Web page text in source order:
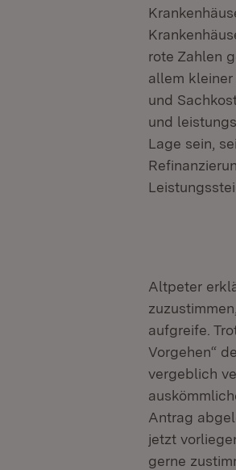
rote Zahlen
allem
und
und
Lage sein,
Altpeter
aufgreife.
Vorgehen“
vergeblich
Antrag
jetzt
gerne